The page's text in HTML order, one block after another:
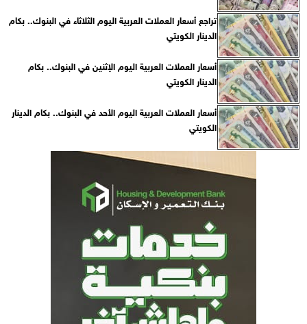
تراجع أسعار العملات العربية اليوم الثلاثاء في البنوك.. بكام
الدينار الكويتي
أسعار العملات العربية اليوم الإثنين في البنوك.. بكام
الدينار الكويتي
أسعار العملات العربية اليوم الأحد في البنوك.. بكام الدينار
الكويتي